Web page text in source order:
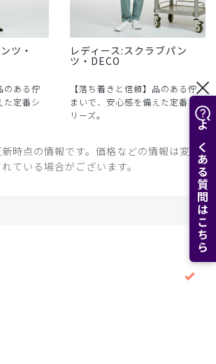
よくある質問はこちら
ツ・
のある佇
た定番シ
レディース:スクラブパン
ツ・DECO
【落ち着きと信頼】品のある佇
まいで、安心感を備えた定番シ
リーズ。
時点の情報です。価格などの情報は変
ている場合がございます。